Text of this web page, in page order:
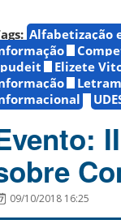
Alfabetização
Elizete
09/10/2018 16:25